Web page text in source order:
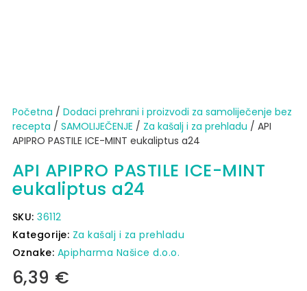
Početna / Dodaci prehrani i proizvodi za samoliječenje bez
recepta / SAMOLIJEČENJE / Za kašalj i za prehladu / API
APIPRO PASTILE ICE-MINT eukaliptus a24
API APIPRO PASTILE ICE-MINT
eukaliptus a24
SKU:36112
Kategorije: Za kašalj i za prehladu
Oznake: Apipharma Našice d.o.o.
6,39 €